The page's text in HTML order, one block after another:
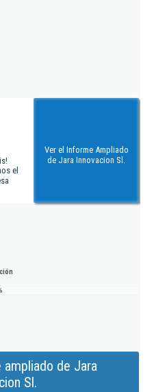
el
Ver el Informe Ampliado
de Jara Innovacion Sl.
de Jara
Sl.